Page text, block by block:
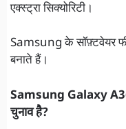
एक्स्ट्रा सिक्योरिटी।
Samsung के सॉफ़्टवेयर
बनाते हैं।
Samsung Galaxy A36
चुनाव है?